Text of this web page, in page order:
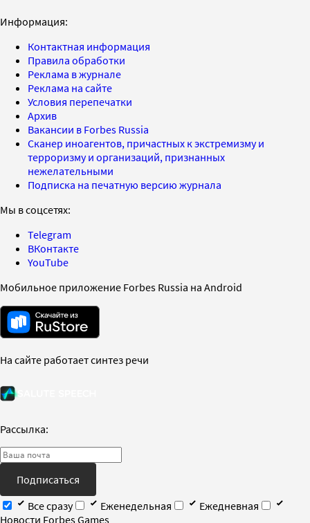
Информация:
Контактная информация
Правила обработки
Реклама в журнале
Реклама на сайте
Условия перепечатки
Архив
Вакансии в Forbes Russia
Сканер иноагентов, причастных к экстремизму и
терроризму и организаций, признанных
нежелательными
Подписка на печатную версию журнала
Мы в соцсетях:
Telegram
ВКонтакте
YouTube
Мобильное приложение Forbes Russia на Android
На сайте работает синтез речи
Рассылка:
Подписаться
Все сразу
Еженедельная
Ежедневная
Новости Forbes Games